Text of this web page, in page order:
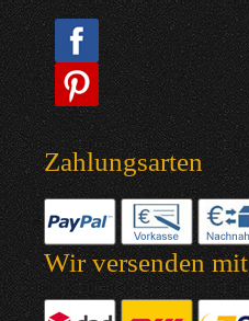
Zahlungsarten
Wir versenden mit